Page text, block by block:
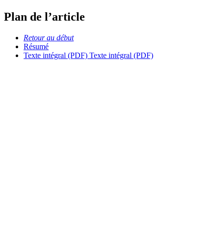
Plan de l’article
Retour au début
Résumé
Texte intégral (PDF) Texte intégral (PDF)